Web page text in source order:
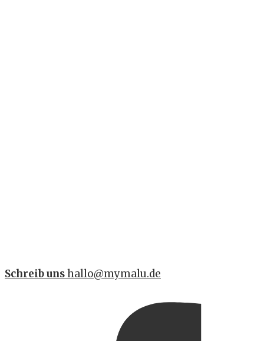
Schreib unshallo@mymalu.de